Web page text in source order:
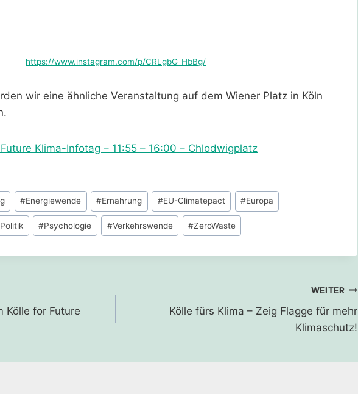
https://www.instagram.com/p/CRLgbG_HbBg/
wir eine ähnliche Veranstaltung auf dem Wiener Platz in Köln
Klima-Infotag – 11:55 – 16:00 – Chlodwigplatz
#Energiewende #Ernährung #EU-Climatepact #Europa
Politik #Psychologie #Verkehrswende #ZeroWaste
Kölle for Future
WEITER
Kölle fürs Klima – Zeig Flagge für mehr
Klimaschutz!